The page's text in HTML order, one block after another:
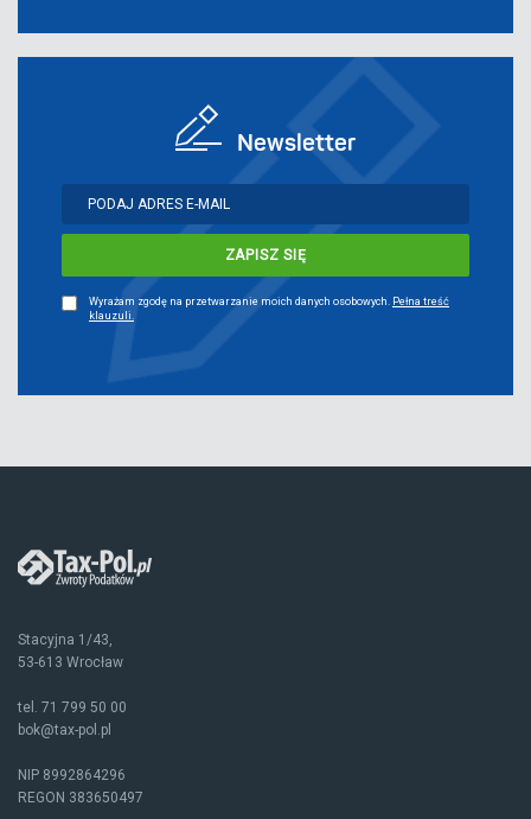
Newsletter
Wyrażam zgodę na przetwarzanie moich danych osobowych. Pełna treść
klauzuli.
Stacyjna 1/43,
53-613 Wrocław
tel. 71 799 50 00
bok@tax-pol.pl
NIP 8992864296
REGON 383650497